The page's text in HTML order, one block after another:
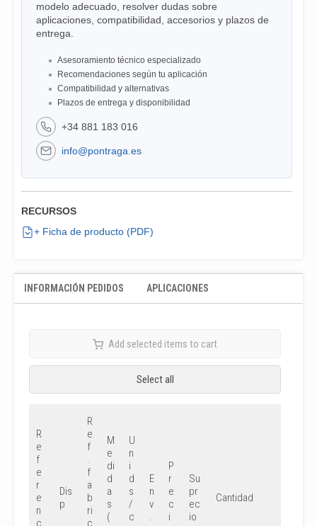
modelo adecuado, resolver dudas sobre
aplicaciones, compatibilidad, accesorios y plazos de
entrega.
Asesoramiento técnico especializado
Recomendaciones según tu aplicación
Compatibilidad y alternativas
Plazos de entrega y disponibilidad
+34 881 183 016
info@pontraga.es
RECURSOS
+ Ficha de producto (PDF)
INFORMACIÓN PEDIDOS APLICACIONES
Add selected items to cart
Select all
R
e
f
e
r
e
n
c
Dis
p
R
e
f
.
f
a
b
ri
c
M
e
di
d
a
s
(
U
n
i
d
s
/
c
E
n
v
.
P
r
e
c
i
Su
pr
ec
io
Cantidad